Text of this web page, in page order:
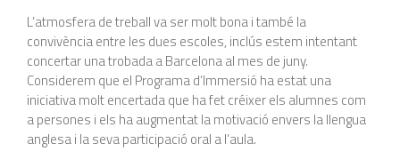
L’atmosfera de treball va ser molt bona i també la
convivència entre les dues escoles, inclús estem intentant
concertar una trobada a Barcelona al mes de juny.
Considerem que el Programa d’Immersió ha estat una
iniciativa molt encertada que ha fet créixer els alumnes com
a persones i els ha augmentat la motivació envers la llengua
anglesa i la seva participació oral a l’aula.